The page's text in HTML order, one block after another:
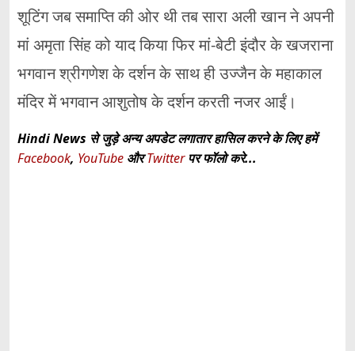
शूटिंग जब समाप्ति की ओर थी तब सारा अली खान ने अपनी
मां अमृता सिंह को याद किया फिर मां-बेटी इंदौर के खजराना
भगवान श्रीगणेश के दर्शन के साथ ही उज्जैन के महाकाल
मंदिर में भगवान आशुतोष के दर्शन करती नजर आईं।
Hindi News से जुड़े अन्य अपडेट लगातार हासिल करने के लिए हमें
Facebook, YouTube औरTwitterपर फॉलो करे...